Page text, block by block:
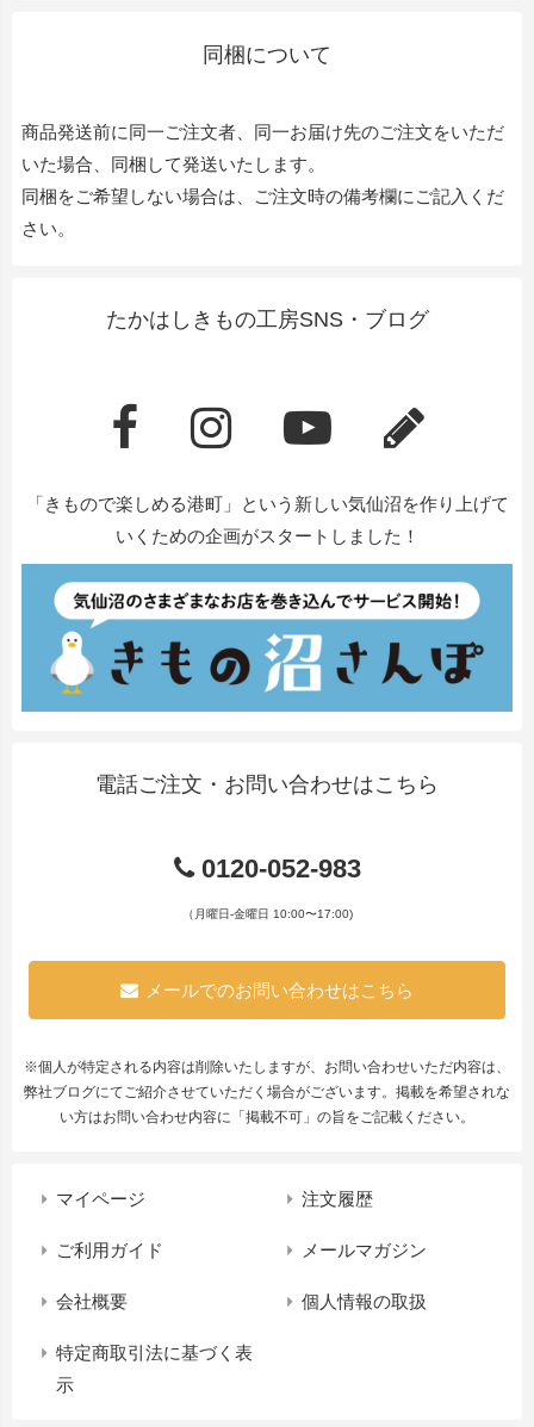
同梱について
商品発送前に同一ご注文者、同一お届け先のご注文をいただ
いた場合、同梱して発送いたします。
同梱をご希望しない場合は、ご注文時の備考欄にご記入くだ
さい。
たかはしきもの工房SNS・ブログ
「きもので楽しめる港町」という新しい気仙沼を作り上げて
いくための企画がスタートしました！
電話ご注文・お問い合わせはこちら
0120-052-983
（月曜日-金曜日 10:00〜17:00)
メールでのお問い合わせはこちら
※個人が特定される内容は削除いたしますが、お問い合わせいただ内容は、
弊社ブログにてご紹介させていただく場合がございます。掲載を希望されな
い方はお問い合わせ内容に「掲載不可」の旨をご記載ください。
マイページ 注文履歴
ご利用ガイド メールマガジン
会社概要 個人情報の取扱
特定商取引法に基づく表
示